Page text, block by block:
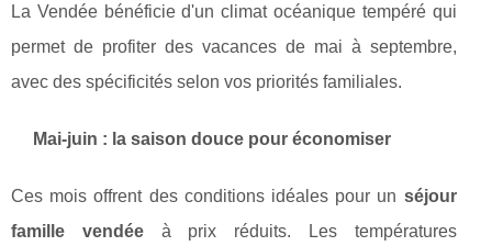
La Vendée bénéficie d'un climat océanique tempéré qui
permet de profiter des vacances de mai à septembre,
avec des spécificités selon vos priorités familiales.
Mai-juin : la saison douce pour économiser
Ces mois offrent des conditions idéales pour un séjour
famille vendéeà prix réduits. Les températures